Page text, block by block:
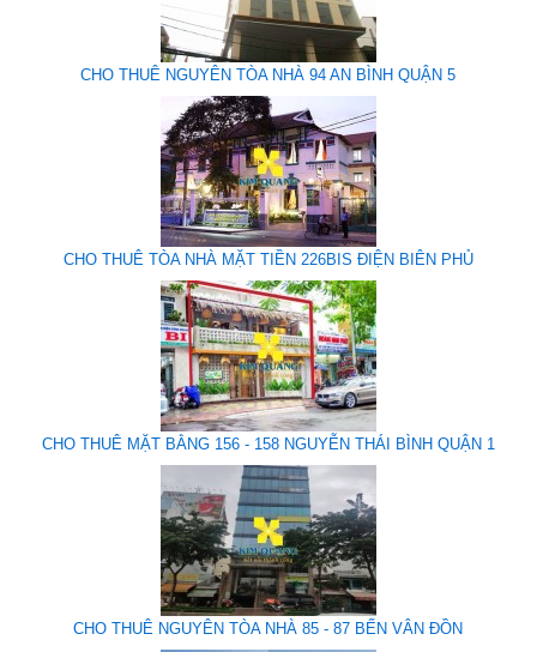
CHO THUÊ NGUYÊN TÒA NHÀ 94 AN BÌNH QUẬN 5
CHO THUÊ TÒA NHÀ MẶT TIỀN 226BIS ĐIỆN BIÊN PHỦ
CHO THUÊ MẶT BẰNG 156 - 158 NGUYỄN THÁI BÌNH QUẬN 1
CHO THUÊ NGUYÊN TÒA NHÀ 85 - 87 BẾN VÂN ĐỒN